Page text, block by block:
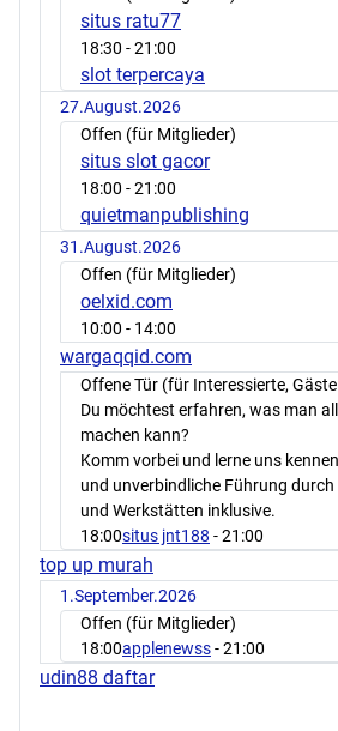
situs ratu77
18:30 - 21:00
slot terpercaya
27.August.2026
Offen (für Mitglieder)
situs slot gacor
18:00 - 21:00
quietmanpublishing
31.August.2026
Offen (für Mitglieder)
oelxid.com
10:00 - 14:00
wargaqqid.com
Offene Tür (für Interessierte,
Du möchtest erfahren, was man
machen kann?
Komm vorbei und lerne uns
und unverbindliche Führung
und Werkstätten inklusive.
18:00situs jnt188 - 21:00
top up murah
1.September.2026
Offen (für Mitglieder)
18:00applenewss- 21:00
udin88 daftar